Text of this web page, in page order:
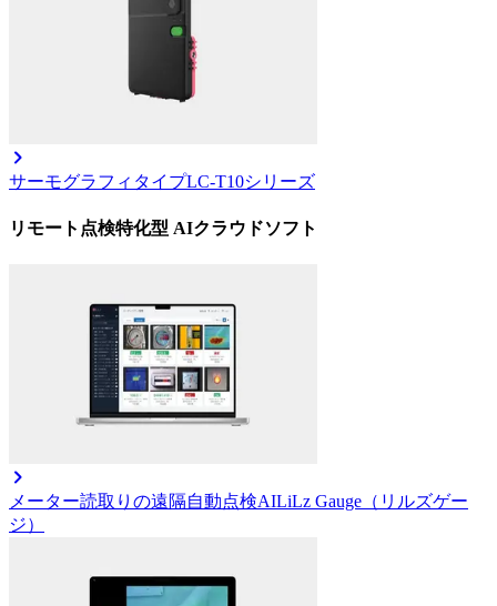
サーモグラフィタイプLC-T10シリーズ
リモート点検特化型 AIクラウドソフト
メーター読取りの遠隔自動点検AILiLz Gauge（リルズゲー
ジ）